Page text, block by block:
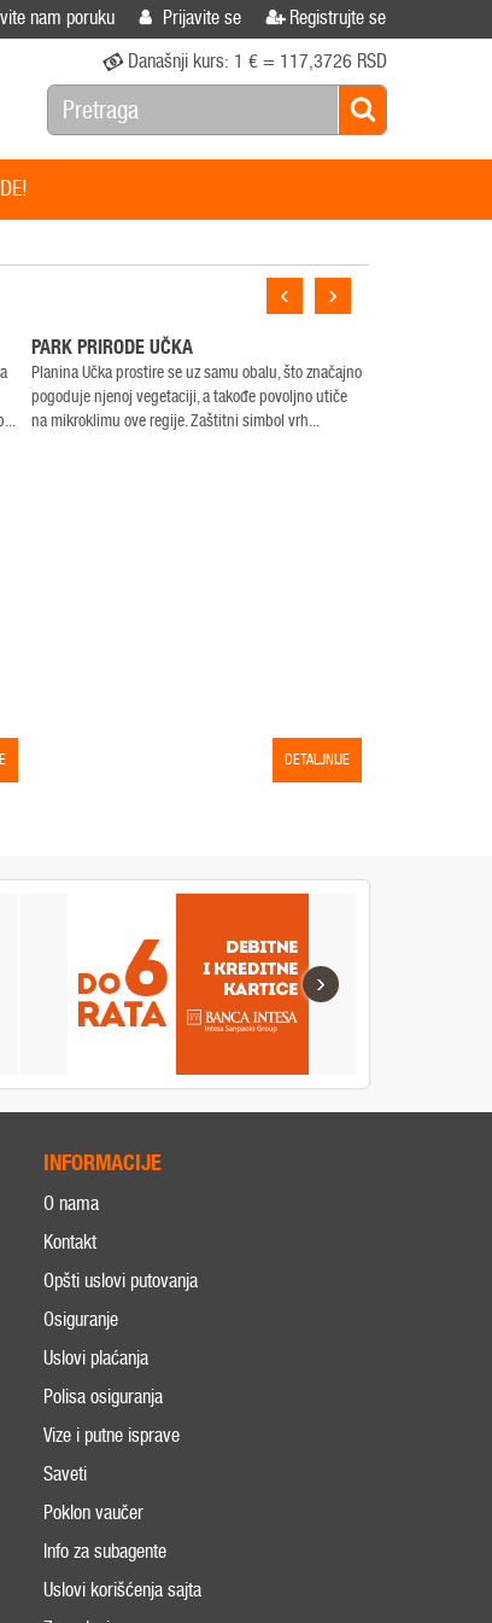
nam poruku Prijavite se Registrujte se
Današnji kurs: 1 € = 117,3726 RSD
PARK PRIRODE UČKA
Planina Učka prostire se uz samu obalu, što značajno
pogoduje njenoj vegetaciji, a takođe povoljno utiče
na mikroklimu ove regije. Zaštitni simbol vrh...
DETALJNIJE
‹ ›
›
INFORMACIJE
O nama
Kontakt
Opšti uslovi putovanja
Osiguranje
Uslovi plaćanja
Polisa osiguranja
Vize i putne isprave
Saveti
Poklon vaučer
Info za subagente
Uslovi korišćenja sajta